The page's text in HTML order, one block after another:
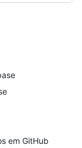
em GitHub